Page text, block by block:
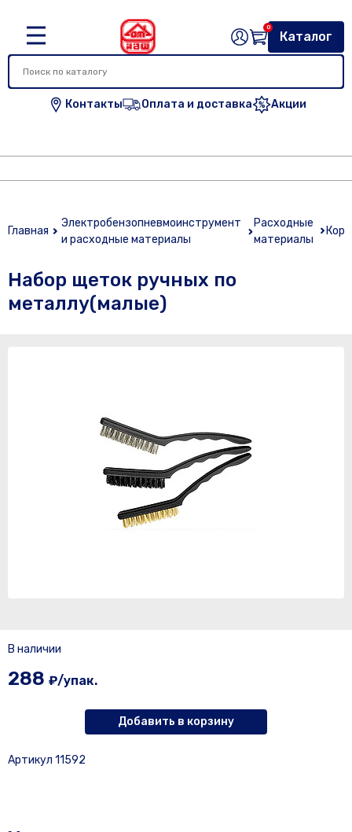
Контакты Оплата и доставка Акции
Каталог
0
Главная
Электробензопневмоинструмент
и расходные материалы
Расходные
материалы
Набор щеток ручных по
металлу(малые)
В наличии
288 ₽/упак.
Добавить в корзину
Артикул 11592